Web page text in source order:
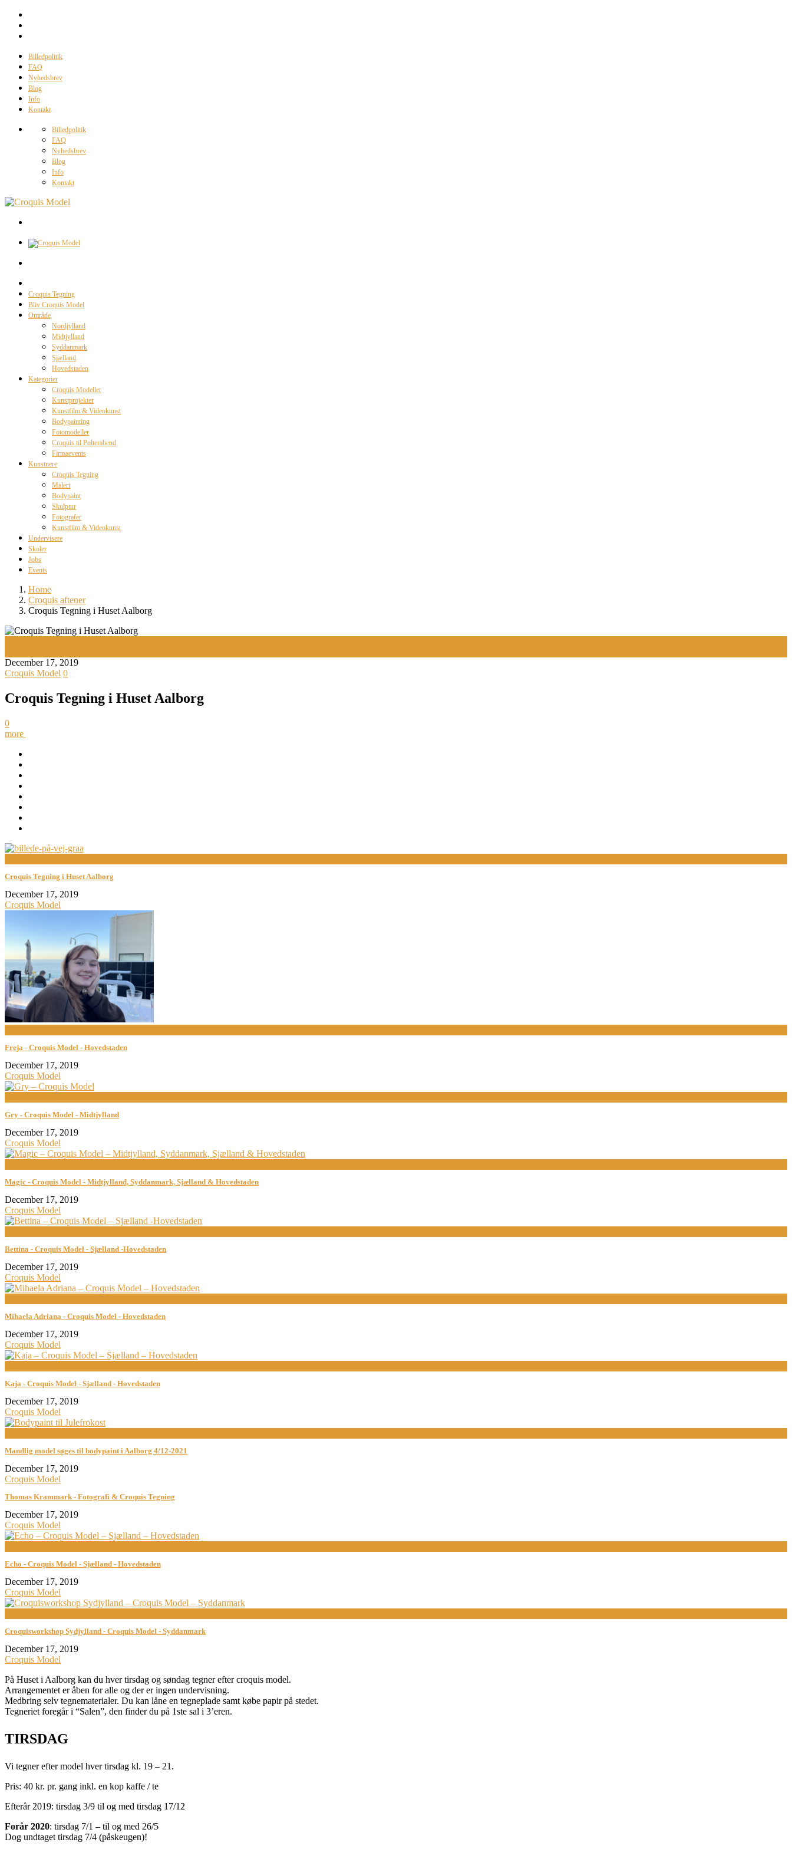
Billedpolitik
FAQ
Nyhedsbrev
Blog
Info
Kontakt
Billedpolitik
FAQ
Nyhedsbrev
Blog
Info
Kontakt
Croquis Tegning
Bliv Croquis Model
Område
Nordjylland
Midtjylland
Syddanmark
Sjælland
Hovedstaden
Kategorier
Croquis Modeller
Kunstprojekter
Kunstfilm & Videokunst
Bodypainting
Fotomodeller
Croquis til Polterabend
Firmaevents
Kunstnere
Croquis Tegning
Maleri
Bodypaint
Skulptur
Fotografer
Kunstfilm & Videokunst
Undervisere
Skoler
Jobs
Events
Home
Croquis aftener
Croquis Tegning i Huset Aalborg
December 17, 2019
Croquis Model 0
Croquis Tegning i Huset Aalborg
0
more
Croquis Tegning i Huset Aalborg
December 17, 2019
Croquis Model
Freja - Croquis Model - Hovedstaden
December 17, 2019
Croquis Model
Gry - Croquis Model - Midtjylland
December 17, 2019
Croquis Model
Magic - Croquis Model - Midtjylland, Syddanmark, Sjælland & Hovedstaden
December 17, 2019
Croquis Model
Bettina - Croquis Model - Sjælland -Hovedstaden
December 17, 2019
Croquis Model
Mihaela Adriana - Croquis Model - Hovedstaden
December 17, 2019
Croquis Model
Kaja - Croquis Model - Sjælland - Hovedstaden
December 17, 2019
Croquis Model
Mandlig model søges til bodypaint i Aalborg 4/12-2021
December 17, 2019
Croquis Model
Thomas Krammark - Fotografi & Croquis Tegning
December 17, 2019
Croquis Model
Echo - Croquis Model - Sjælland - Hovedstaden
December 17, 2019
Croquis Model
Croquisworkshop Sydjylland - Croquis Model - Syddanmark
December 17, 2019
Croquis Model
På Huset i Aalborg kan du hver tirsdag og søndag tegner efter croquis model.
Arrangementet er åben for alle og der er ingen undervisning.
Medbring selv tegnematerialer. Du kan låne en tegneplade samt købe papir på stedet.
Tegneriet foregår i “Salen”, den finder du på 1ste sal i 3’eren.
TIRSDAG
Vi tegner efter model hver tirsdag kl. 19 – 21.
Pris: 40 kr. pr. gang inkl. en kop kaffe / te
Efterår 2019: tirsdag 3/9 til og med tirsdag 17/12
Forår 2020: tirsdag 7/1 – til og med 26/5
Dog undtaget tirsdag 7/4 (påskeugen)!